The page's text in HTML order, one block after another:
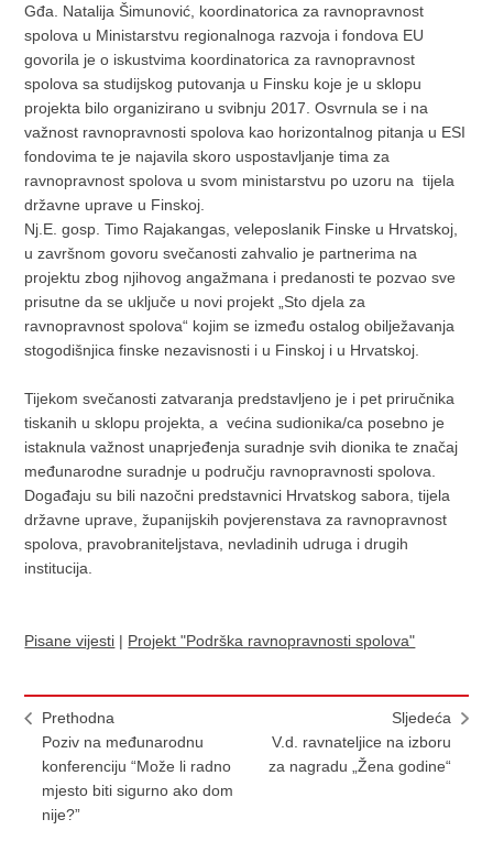
Gđa. Natalija Šimunović, koordinatorica za ravnopravnost
spolova u Ministarstvu regionalnoga razvoja i fondova EU
govorila je o iskustvima koordinatorica za ravnopravnost
spolova sa studijskog putovanja u Finsku koje je u sklopu
projekta bilo organizirano u svibnju 2017. Osvrnula se i na
važnost ravnopravnosti spolova kao horizontalnog pitanja u ESI
fondovima te je najavila skoro uspostavljanje tima za
ravnopravnost spolova u svom ministarstvu po uzoru na tijela
državne uprave u Finskoj.
Nj.E. gosp. Timo Rajakangas, veleposlanik Finske u Hrvatskoj,
u završnom govoru svečanosti zahvalio je partnerima na
projektu zbog njihovog angažmana i predanosti te pozvao sve
prisutne da se uključe u novi projekt „Sto djela za
ravnopravnost spolova“ kojim se između ostalog obilježavanja
stogodišnjica finske nezavisnosti i u Finskoj i u Hrvatskoj.
Tijekom svečanosti zatvaranja predstavljeno je i pet priručnika
tiskanih u sklopu projekta, a većina sudionika/ca posebno je
istaknula važnost unaprjeđenja suradnje svih dionika te značaj
međunarodne suradnje u području ravnopravnosti spolova.
Događaju su bili nazočni predstavnici Hrvatskog sabora, tijela
državne uprave, županijskih povjerenstava za ravnopravnost
spolova, pravobraniteljstava, nevladinih udruga i drugih
institucija.
Pisane vijesti | Projekt "Podrška ravnopravnosti spolova"
Prethodna
Poziv na međunarodnu
konferenciju “Može li radno
mjesto biti sigurno ako dom
nije?”
Sljedeća
V.d. ravnateljice na izboru
za nagradu „Žena godine“